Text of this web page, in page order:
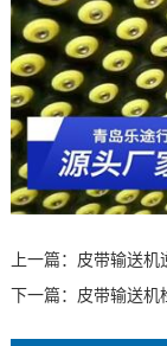
上一篇： 皮带输送机
下一篇： 皮带输送机